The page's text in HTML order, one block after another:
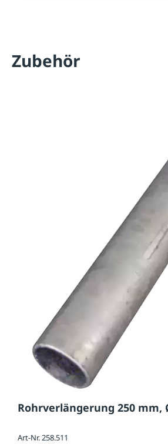
Zubehör
Rohrverlängerung 250 mm,
Art-Nr. 258.511